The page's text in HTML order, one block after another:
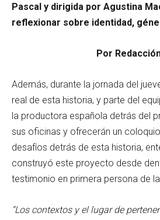
Pascal y dirigida por Agustina
reflexionar sobre identidad,
Por
Además, durante la jornada del
real de esta historia, y parte del
la productora española detrás del
sus oficinas y ofrecerán un
desafíos detrás de esta historia,
construyó este proyecto desde
testimonio en primera persona de
“Los contextos y el lugar de